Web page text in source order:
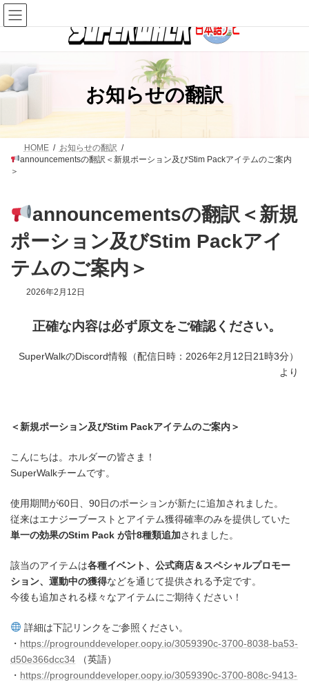
コ
ン
テ
ス
キ
ナ
ビ
ゲ
ン
に
お知らせの翻訳
HOME
お知らせの翻訳
announcementsの翻訳＜新規ポーション及びStim Packアイテムのご案内
＞
announcementsの翻訳＜新規
ポーション及びStim Packアイ
テムのご案内＞
2026年2月12日
正確な内容は必ず原文をご確認ください。
SuperWalkのDiscord情報（配信日時：2026年2月12日21時3分）
より
＜ 新規ポーション及びStim Packアイテムのご案内＞
こんにちは。ホルダーの皆さま！
SuperWalkチームです。
使用期間が60日、90日のポーションが新たに追加されました。
従来はエナジーブーストとアイテム獲得確率のみを提供していた
単一の効果のStim Pack が計8種類追加されました。
該当のアイテムは各種イベント、公式商店＆スペシャルプロモー
ション、運動中の獲得などを通じて提供される予定です。
今後も追加される様々なアイテムにご期待ください！
詳細は下記リンクをご参照ください。
・ https://progrounddeveloper.oopy.io/3059390c-3700-8038-ba53-
d50e366dcc34 （英語）
・ https://progrounddeveloper.oopy.io/3059390c-3700-808c-9413-